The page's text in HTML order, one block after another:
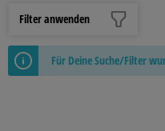
Filter anwenden
Für Deine Suche/Filter